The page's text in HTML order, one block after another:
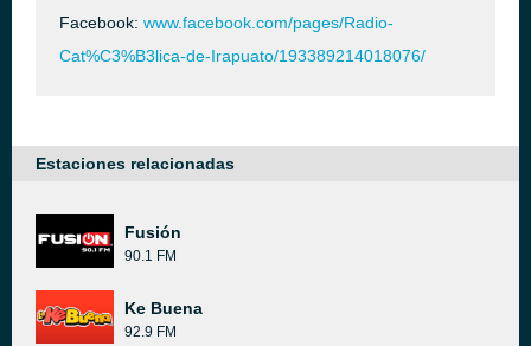
Facebook: www.facebook.com/pages/Radio-
Cat%C3%B3lica-de-Irapuato/193389214018076/
Estaciones relacionadas
Fusión
90.1 FM
Ke Buena
92.9 FM